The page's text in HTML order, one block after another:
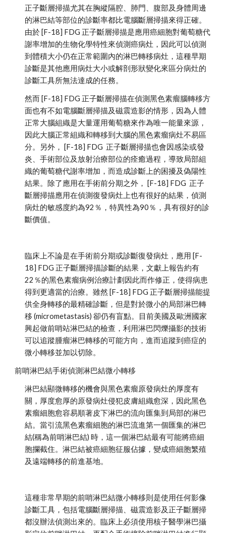
正子斷層掃描尤其在胸縱隔腔、肺門、腹部及身體周邊
的淋巴結等部位的診斷率都比電腦斷層掃描來得正確。
由於 [F-18] FDG 正子斷層掃描是應用癌細胞對葡萄糖代
謝率增加的生物化學特性來偵測癌病灶，因此可以偵測
到體積大小仍在正常範圍內的淋巴轉移病灶，這種早期
診斷是其他應用病灶大小或解剖形狀變化來區分病灶的
診斷工具所無法達成的任務。
然而 [F-18] FDG 正子斷層掃描在偵測黑色素瘤腦轉移方
面也有不如電腦斷層掃描及磁震造影的情形，因為人體
正常大腦組織是大量運用葡萄糖來作為唯一能量來源，
因此大腦正常組織和轉移到大腦的黑色素瘤病灶不易區
分。另外， [F-18] FDG  正子斷層掃描也會因感染或發
炎、手術部位及放射治療部位的痊癒過程，導致局部組
織的葡萄糖代謝率增加，而造成診斷上的困擾及偽陽性
結果。除了應用在手術前分期之外， [F-18] FDG  正子
斷層掃描應用在偵測復發病灶上也有很好的結果，偵測
病灶的敏感度約為92％，特異性為90％，具有很好的診
斷價值。
臨床上不論是在手術前分期或診斷復發病灶，應用 [F-
18] FDG 正子斷層掃描診斷的結果，文獻上報告約有
22％的黑色素瘤病例治療計劃因此而作修正，使得病患
得到更適當的治療。雖然 [F-18] FDG 正子斷層掃描能提
供全身轉移的最精確診斷，但是對於微小的局部淋巴轉
移 (micrometastasis) 卻仍有盲點。目前美國及歐洲國家
興起做前哨站淋巴結的檢查，利用淋巴閃爍攝影的技術
可以追蹤腫瘤淋巴轉移的可能方向，進而追蹤到癌症的
微小轉移並加以切除。
前哨淋巴結手術偵測淋巴結微小轉移
淋巴結顯微轉移的機會與黑色素瘤原發病灶的厚度有
關，厚度愈厚的原發病灶侵犯皮膚組織愈深，因此黑色
素瘤細胞愈容易順著皮下淋巴的流向匯集到局部的淋巴
結。當引流黑色素瘤細胞的淋巴流進第一個匯集的淋巴
結(稱為前哨淋巴結) 時，這一個淋巴結最有可能將癌細
胞攔截住。淋巴結被癌細胞征服佔據，變成癌細胞繁殖
及遠端轉移的前進基地。
這種非常早期的前哨淋巴結微小轉移則是使用任何影像
診斷工具，包括電腦斷層掃描、磁震造影及正子斷層掃
都沒辦法偵測出來的。臨床上必須使用核子醫學淋巴攝